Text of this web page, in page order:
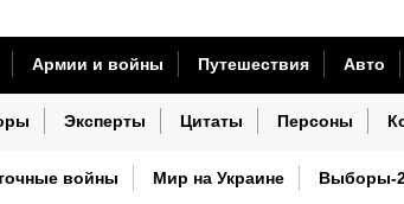
свыше полутысячи бойцов
и жилье
Армии и войны Путешествия Авто
Наука и технологии Культура
Эксперты Цитаты Персоны
войны Мир на Украине Выборы-